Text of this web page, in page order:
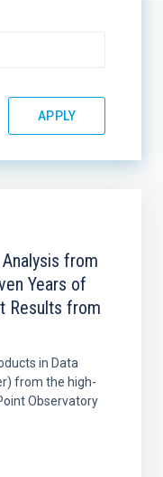
from
Years of
Results from
in Data
from the high-
Observatory